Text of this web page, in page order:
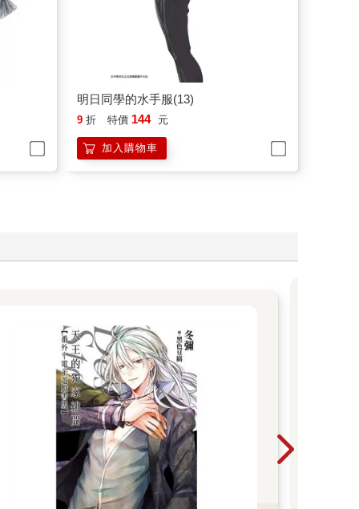
明日同學的水手服(13)
9 折 特價 144 元
加入購物車